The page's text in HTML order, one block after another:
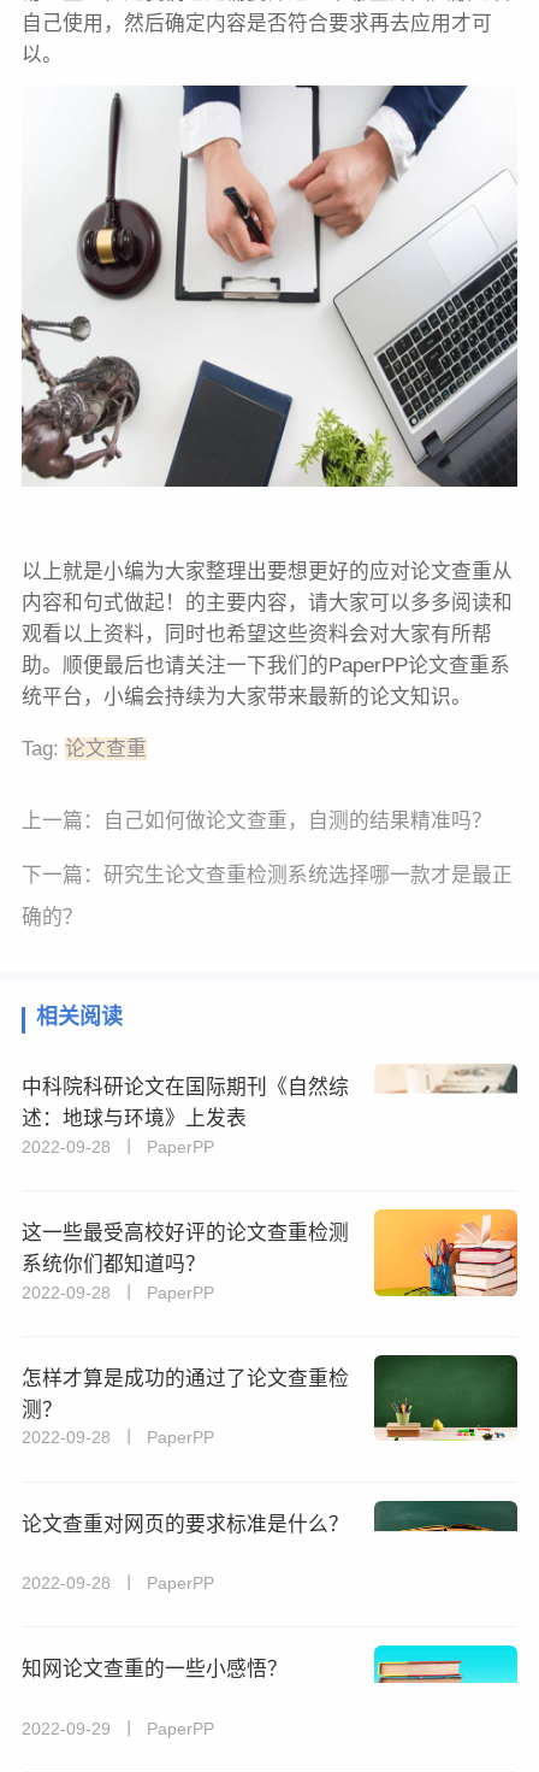
自己使用，然后确定内容是否符合要求再去应用才可
以。
以上就是小编为大家整理出要想更好的应对论文查重从
内容和句式做起！的主要内容，请大家可以多多阅读和
观看以上资料，同时也希望这些资料会对大家有所帮
助。顺便最后也请关注一下我们的PaperPP论文查重系
统平台，小编会持续为大家带来最新的论文知识。
Tag: 论文查重
上一篇： 自己如何做论文查重，自测的结果精准吗？
下一篇： 研究生论文查重检测系统选择哪一款才是最正
确的？
相关阅读
中科院科研论文在国际期刊《自然综
述：地球与环境》上发表
2022-09-28 丨 PaperPP
这一些最受高校好评的论文查重检测
系统你们都知道吗？
2022-09-28 丨 PaperPP
怎样才算是成功的通过了论文查重检
测？
2022-09-28 丨 PaperPP
论文查重对网页的要求标准是什么？
2022-09-28 丨 PaperPP
知网论文查重的一些小感悟？
2022-09-29 丨 PaperPP